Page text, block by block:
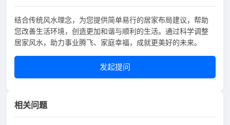
结合传统风水理念，为您提供简单易行的居家布局建议，帮助
您改善生活环境，创造更加和谐与顺利的生活。通过科学调整
居家风水，助力事业腾飞、家庭幸福，成就更美好的未来。
发起提问
相关问题